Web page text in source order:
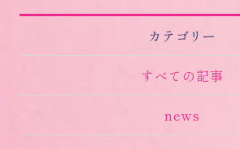
カテゴリー
すべての記事
news